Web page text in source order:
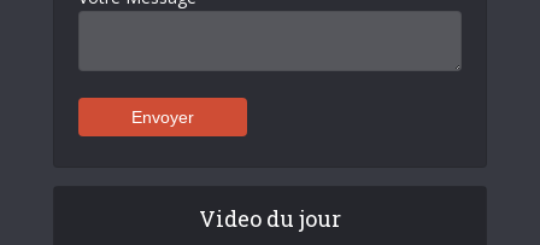
Video du jour